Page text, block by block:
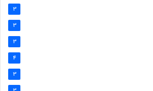
3
3
3
4
3